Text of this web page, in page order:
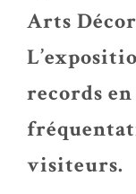
Arts
records
visiteurs.